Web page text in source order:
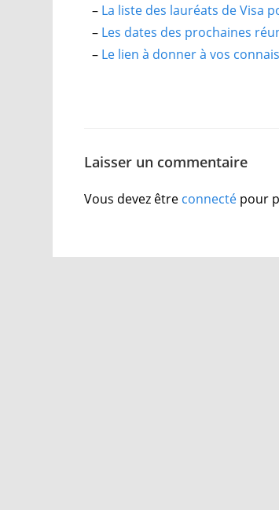
– La liste des lauréats de Visa
– Les dates des prochaines
– Le lien à donner à vos
Laisser un commentaire
Vous devez être connecté pour